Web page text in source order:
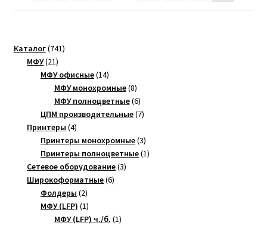
Каталог 741741
МФУ 2121
товар
МФУ офисные 1414
товаров
МФУ монохромные 88
товаров
МФУ полноцветные 66
товаров
ЦПМ производительные 77
Принтеры 44
товара
Принтеры монохромные 33
товара
Принтеры полноцветные 11
Сетевое оборудование 33
Широкоформатные 66
Фолдеры 22
товара
МФУ (LFP) 11
товар
МФУ (LFP) ч./б. 11